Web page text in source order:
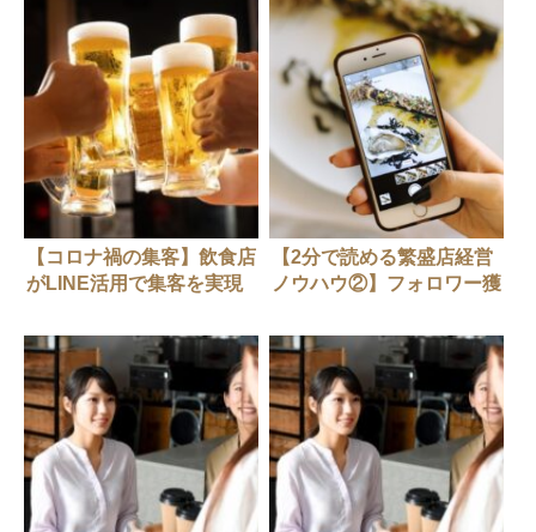
【コロナ禍の集客】飲食店
がLINE活用で集客を実現
【2分で読める繁盛店経営
ノウハウ②】フォロワー獲
Instagram活用法